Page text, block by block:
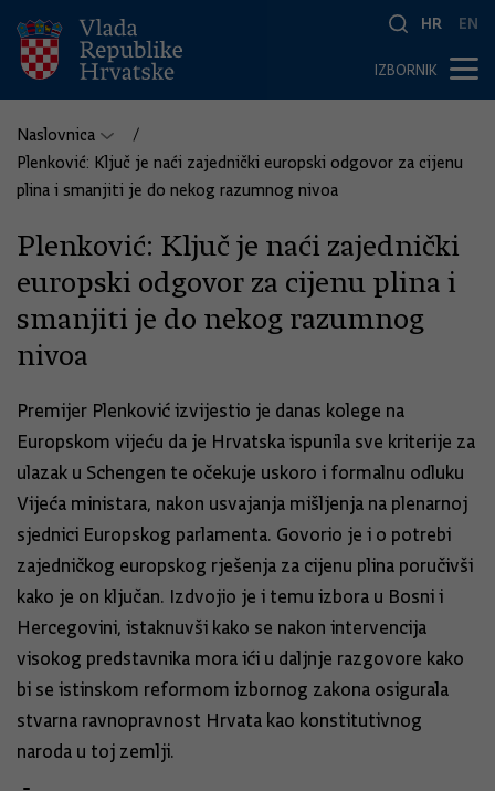
HR EN
IZBORNIK
Naslovnica
Plenković: Ključ je naći zajednički europski odgovor za cijenu
plina i smanjiti je do nekog razumnog nivoa
Plenković: Ključ je naći zajednički
europski odgovor za cijenu plina i
smanjiti je do nekog razumnog
nivoa
Premijer Plenković izvijestio je danas kolege na
Europskom vijeću da je Hrvatska ispunila sve kriterije za
ulazak u Schengen te očekuje uskoro i formalnu odluku
Vijeća ministara, nakon usvajanja mišljenja na plenarnoj
sjednici Europskog parlamenta. Govorio je i o potrebi
zajedničkog europskog rješenja za cijenu plina poručivši
kako je on ključan. Izdvojio je i temu izbora u Bosni i
Hercegovini, istaknuvši kako se nakon intervencija
visokog predstavnika mora ići u daljnje razgovore kako
bi se istinskom reformom izbornog zakona osigurala
stvarna ravnopravnost Hrvata kao konstitutivnog
naroda u toj zemlji.